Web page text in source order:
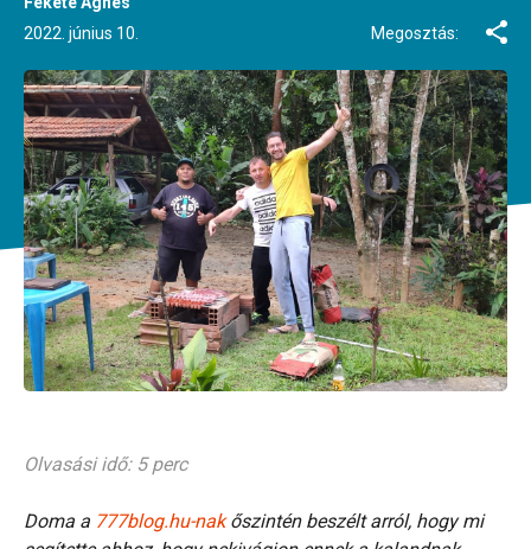
2022. június 10.
Megosztás:
Olvasási idő: 5 perc
Doma a 777blog.hu-nakőszintén beszélt arról, hogy mi